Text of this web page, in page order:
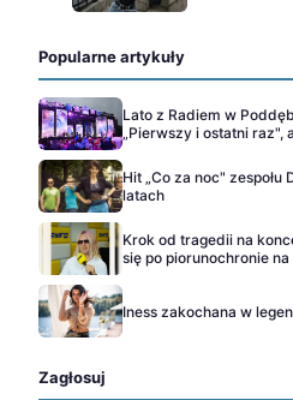
Popularne artykuły
Lato z Radiem w
„Pierwszy i ostatni raz",
Hit „Co za noc" zespołu
latach
Krok od tragedii na
się po piorunochronie
Iness zakochana w
Zagłosuj